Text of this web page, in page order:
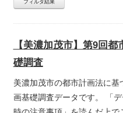
フィルタ結果
【美濃加茂市】第9回都
礎調査
美濃加茂市の都市計画法に基
画基礎調査データです。 「